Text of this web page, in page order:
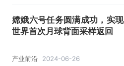
嫦娥六号任务圆满成功，实现
世界首次月球背面采样返回
产业前沿 2024-06-26